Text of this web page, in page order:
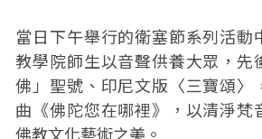
當日下午舉行的衛塞節系列活動
教學院師生以音聲供養大眾，先
佛」聖號、印尼文版〈三寶頌〉
曲《佛陀您在哪裡》，以清淨梵
佛教文化藝術之美。